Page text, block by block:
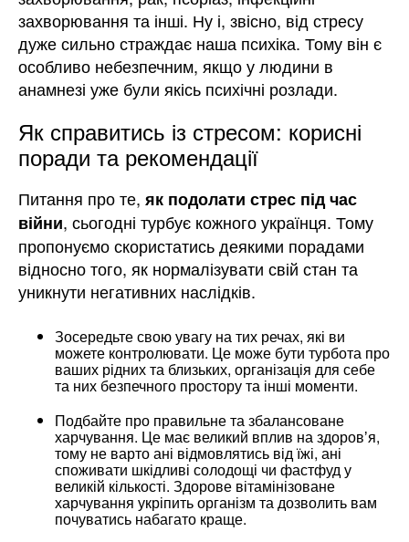
захворювання та інші. Ну і, звісно, від стресу
дуже сильно страждає наша психіка. Тому він є
особливо небезпечним, якщо у людини в
анамнезі уже були якісь психічні розлади.
Як справитись із стресом: корисні
поради та рекомендації
Питання про те, як подолати стрес під час
війни, сьогодні турбує кожного українця. Тому
пропонуємо скористатись деякими порадами
відносно того, як нормалізувати свій стан та
уникнути негативних наслідків.
Зосередьте свою увагу на тих речах, які ви
можете контролювати. Це може бути турбота про
ваших рідних та близьких, організація для себе
та них безпечного простору та інші моменти.
Подбайте про правильне та збалансоване
харчування. Це має великий вплив на здоровʼя,
тому не варто ані відмовлятись від їжі, ані
споживати шкідливі солодощі чи фастфуд у
великій кількості. Здорове вітамінізоване
харчування укріпить організм та дозволить вам
почуватись набагато краще.